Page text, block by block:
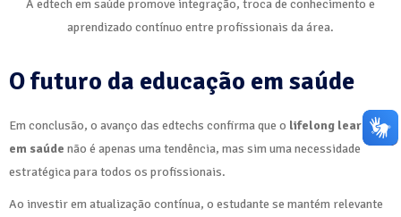
A edtech em saúde promove integração, troca de conhecimento e
aprendizado contínuo entre profissionais da área.
O futuro da educação em saúde
Em conclusão, o avanço das edtechs confirma que o lifelong learning
em saúde não é apenas uma tendência, mas sim uma necessidade
estratégica para todos os profissionais.
Ao investir em atualização contínua, o estudante se mantém relevante